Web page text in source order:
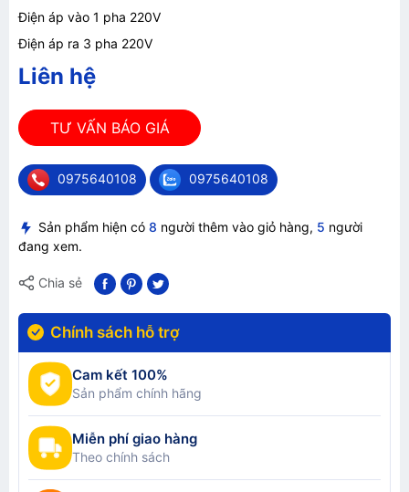
Điện áp vào 1 pha 220V
Điện áp ra 3 pha 220V
Liên hệ
TƯ VẤN BÁO GIÁ
0975640108 0975640108
Sản phẩm hiện có 8 người thêm vào giỏ hàng, 5 người
đang xem.
Chia sẻ
Chính sách hỗ trợ
Cam kết 100%
Sản phẩm chính hãng
Miễn phí giao hàng
Theo chính sách